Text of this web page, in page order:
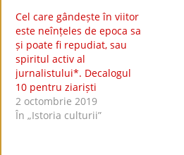
Cel care gândește în viitor
este neînțeles de epoca sa
și poate fi repudiat, sau
spiritul activ al
jurnalistului*. Decalogul
10 pentru ziariști
2 octombrie 2019
În „Istoria culturii”